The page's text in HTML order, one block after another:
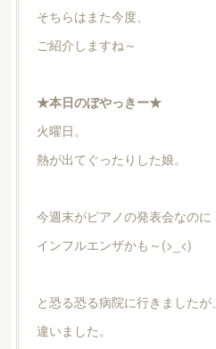
そちらはまた今度、
ご紹介しますね～
★本日のぼやっきー★
火曜日。
熱が出てぐったりした娘。
今週末がピアノの発表会なのに
インフルエンザかも～(>_<)
と恐る恐る病院に行きましたが、
違いました。